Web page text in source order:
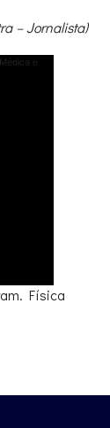
– Jornalista)
Física